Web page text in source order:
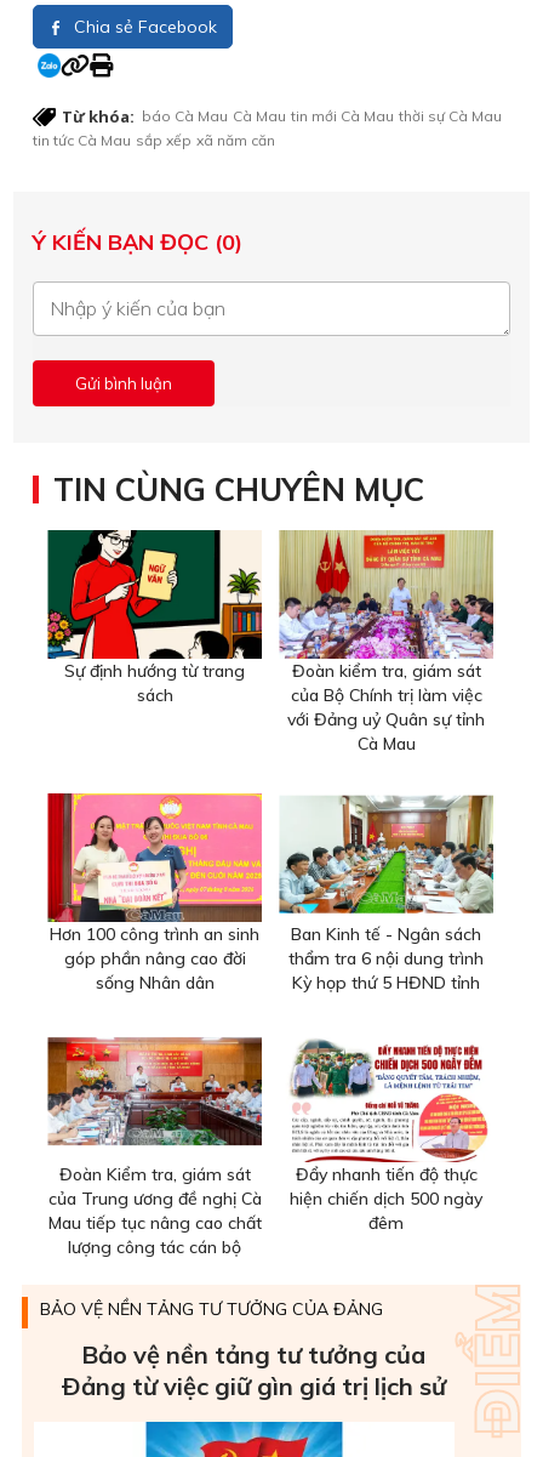
Chia sẻ Facebook
Từ khóa: báo Cà Mau Cà Mau tin mới Cà Mau thời sự Cà Mau
tin tức Cà Mau sắp xếp xã năm căn
Ý KIẾN BẠN ĐỌC (0)
TIN CÙNG CHUYÊN MỤC
Sự định hướng từ trang
sách
Đoàn kiểm tra, giám sát
của Bộ Chính trị làm việc
với Đảng uỷ Quân sự tỉnh
Cà Mau
Hơn 100 công trình an sinh
góp phần nâng cao đời
sống Nhân dân
Ban Kinh tế - Ngân sách
thẩm tra 6 nội dung trình
Kỳ họp thứ 5 HĐND tỉnh
Đoàn Kiểm tra, giám sát
của Trung ương đề nghị Cà
Mau tiếp tục nâng cao chất
lượng công tác cán bộ
Đẩy nhanh tiến độ thực
hiện chiến dịch 500 ngày
đêm
BẢO VỆ NỀN TẢNG TƯ TƯỞNG CỦA ĐẢNG
Bảo vệ nền tảng tư tưởng của
Ðảng từ việc giữ gìn giá trị lịch sử